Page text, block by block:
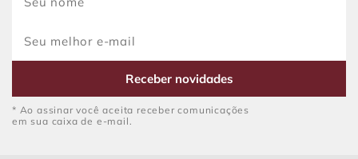
Receber novidades
* Ao assinar você aceita receber comunicações
em sua caixa de e-mail.